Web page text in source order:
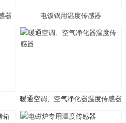
器 电饭锅用温度传感器
暖通空调、空气净化器温度传感器